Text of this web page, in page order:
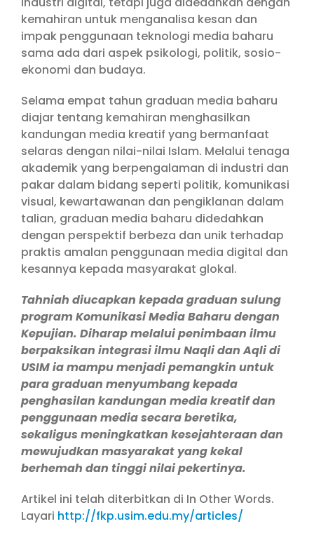
kemahiran untuk menganalisa kesan dan
impak penggunaan teknologi media baharu
sama ada dari aspek psikologi, politik, sosio-
ekonomi dan budaya.
Selama empat tahun graduan media baharu
diajar tentang kemahiran menghasilkan
kandungan media kreatif yang bermanfaat
selaras dengan nilai-nilai Islam. Melalui tenaga
akademik yang berpengalaman di industri dan
pakar dalam bidang seperti politik, komunikasi
visual, kewartawanan dan pengiklanan dalam
talian, graduan media baharu didedahkan
dengan perspektif berbeza dan unik terhadap
praktis amalan penggunaan media digital dan
kesannya kepada masyarakat glokal.
Tahniah diucapkan kepada graduan sulung
program Komunikasi Media Baharu dengan
Kepujian. Diharap melalui penimbaan ilmu
berpaksikan integrasi ilmu Naqli dan Aqli di
USIM ia mampu menjadi pemangkin untuk
para graduan menyumbang kepada
penghasilan kandungan media kreatif dan
penggunaan media secara beretika,
sekaligus meningkatkan kesejahteraan dan
mewujudkan masyarakat yang kekal
berhemah dan tinggi nilai pekertinya.
Artikel ini telah diterbitkan di In Other Words.
Layari http://fkp.usim.edu.my/articles/